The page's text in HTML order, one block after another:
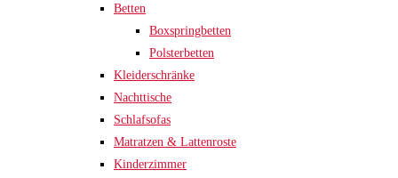
Betten
Boxspringbetten
Polsterbetten
Kleiderschränke
Nachttische
Schlafsofas
Matratzen & Lattenroste
Kinderzimmer